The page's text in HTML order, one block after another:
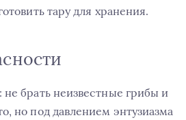
тару для хранения.
брать неизвестные грибы и
но под давлением энтузиазма